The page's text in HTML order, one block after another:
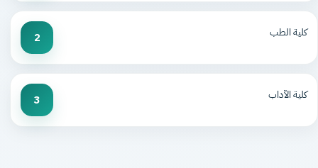
كلية الطب 2
كلية الآداب 3